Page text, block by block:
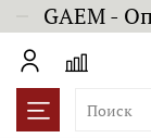
GAEM -